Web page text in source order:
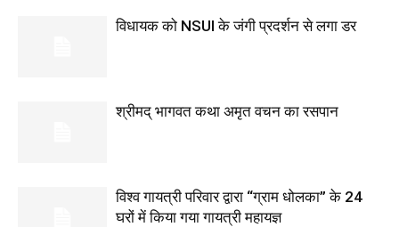
विधायक को NSUI के जंगी प्रदर्शन से लगा डर
श्रीमद् भागवत कथा अमृत वचन का रसपान
विश्व गायत्री परिवार द्वारा “ग्राम धोलका” के 24
घरों में किया गया गायत्री महायज्ञ